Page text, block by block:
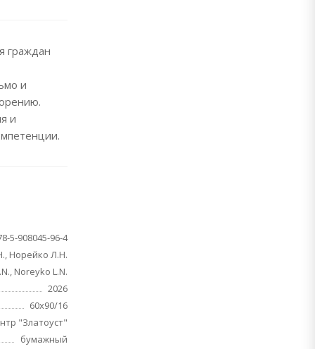
граждан
и
и
5-908045-96-4
Норейко Л.Н.
Noreyko L.N.
2026
60x90/16
"Златоуст"
бумажный